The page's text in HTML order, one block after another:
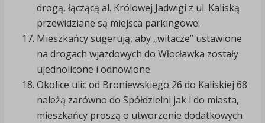
drogą, łączącą al. Królowej Jadwigi z ul. Kaliską
przewidziane są miejsca parkingowe.
Mieszkańcy sugerują, aby „witacze” ustawione
na drogach wjazdowych do Włocławka zostały
ujednolicone i odnowione.
Okolice ulic od Broniewskiego 26 do Kaliskiej 68
należą zarówno do Spółdzielni jak i do miasta,
mieszkańcy proszą o utworzenie dodatkowych